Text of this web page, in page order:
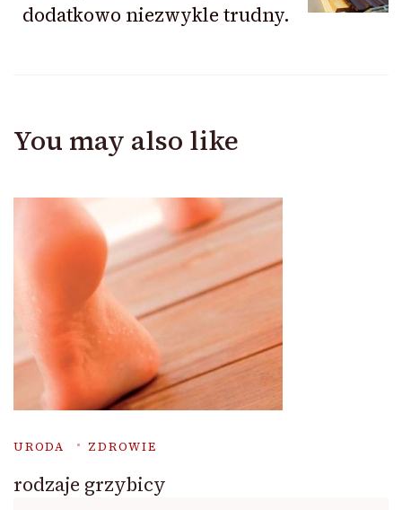
dodatkowo niezwykle trudny.
You may also like
URODA ZDROWIE
rodzaje grzybicy